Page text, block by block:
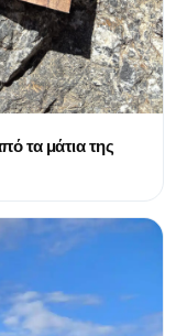
τα μάτια της